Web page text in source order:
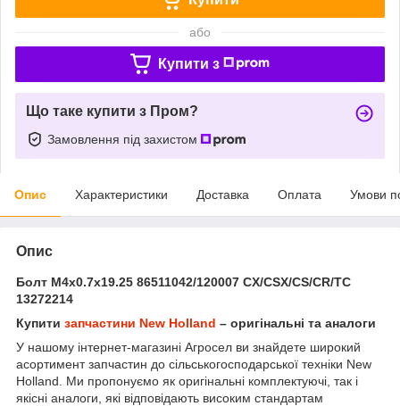
або
Купити з
Що таке купити з Пром?
Замовлення під захистом
Опис Характеристики Доставка Оплата Умови
Опис
Болт М4х0.7х19.25 86511042/120007 CX/CSX/CS/CR/TC
13272214
Купити запчастини New Holland – оригінальні та аналоги
У нашому інтернет-магазині Агросел ви знайдете широкий
асортимент запчастин до сільськогосподарської техніки New
Holland. Ми пропонуємо як оригінальні комплектуючі, так і
якісні аналоги, які відповідають високим стандартам